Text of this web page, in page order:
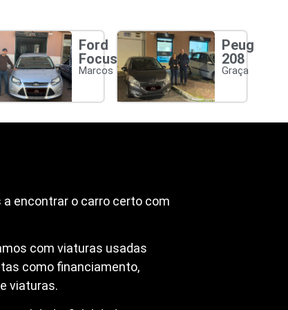
Ford
Focus
Marcos
Peugeot
208
Graça
encontrar o carro certo com
com viaturas usadas
como financiamento,
viaturas.